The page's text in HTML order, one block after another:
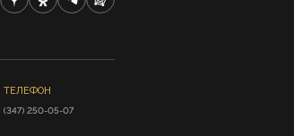
ТЕЛЕФОН
(347) 250-05-07